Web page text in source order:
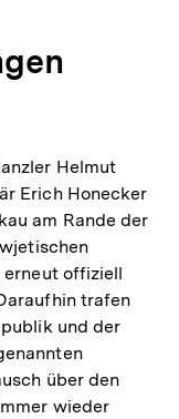
Helmut
Erich Honecker
am Rande der
erneut offiziell
trafen
und der
über den
wieder